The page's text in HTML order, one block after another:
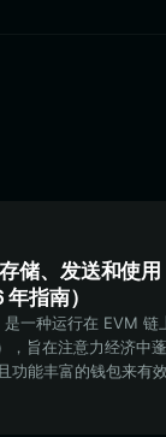
储、发送和使
指南）
一种运行在 EVM 链
，旨在注意力经济中
功能丰富的钱包来有